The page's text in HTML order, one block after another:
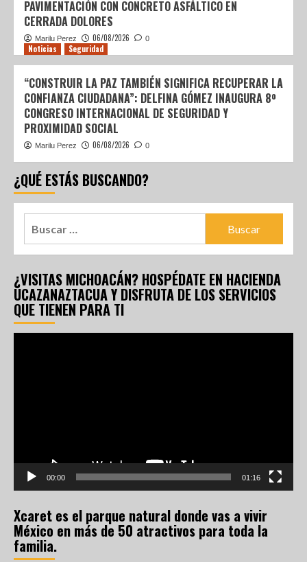
PAVIMENTACIÓN CON CONCRETO ASFÁLTICO EN
CERRADA DOLORES
Marilu Perez 06/08/2026 0
Noticias Seguridad
“CONSTRUIR LA PAZ TAMBIÉN SIGNIFICA RECUPERAR LA
CONFIANZA CIUDADANA”: DELFINA GÓMEZ INAUGURA 8º
CONGRESO INTERNACIONAL DE SEGURIDAD Y
PROXIMIDAD SOCIAL
Marilu Perez 06/08/2026 0
¿QUÉ ESTÁS BUSCANDO?
¿VISITAS MICHOACÁN? HOSPÉDATE EN HACIENDA
UCAZANAZTACUA Y DISFRUTA DE LOS SERVICIOS
QUE TIENEN PARA TI
00:00 01:16
Xcaret es el parque natural donde vas a vivir
México en más de 50 atractivos para toda la
familia.